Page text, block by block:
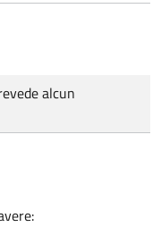
alcun